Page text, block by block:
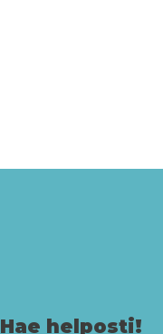
Hae helposti!